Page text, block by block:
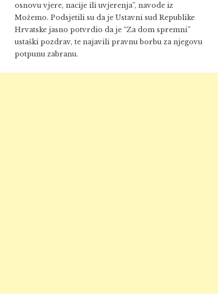
osnovu vjere, nacije ili uvjerenja”, navode iz
Možemo. Podsjetili su da je Ustavni sud Republike
Hrvatske jasno potvrdio da je “Za dom spremni”
ustaški pozdrav, te najavili pravnu borbu za njegovu
potpunu zabranu.